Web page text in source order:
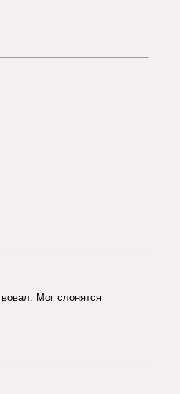
Мог слонятся